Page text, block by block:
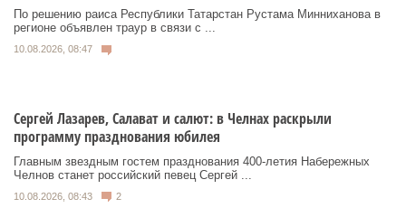
По решению раиса Республики Татарстан Рустама Минниханова в
регионе объявлен траур в связи с ...
10.08.2026, 08:47
Сергей Лазарев, Салават и салют: в Челнах раскрыли
программу празднования юбилея
Главным звездным гостем празднования 400-летия Набережных
Челнов станет российский певец Сергей ...
10.08.2026, 08:43 2